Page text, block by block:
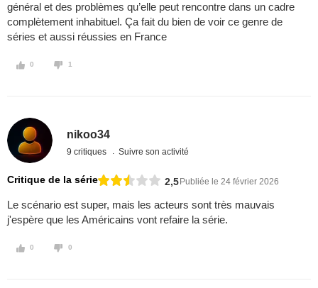
général et des problèmes qu’elle peut rencontre dans un cadre
complètement inhabituel. Ça fait du bien de voir ce genre de
séries et aussi réussies en France
0 1
nikoo34
9 critiques Suivre son activité
Critique de la série 2,5Publiée le 24 février 2026
Le scénario est super, mais les acteurs sont très mauvais
j'espère que les Américains vont refaire la série.
0 0